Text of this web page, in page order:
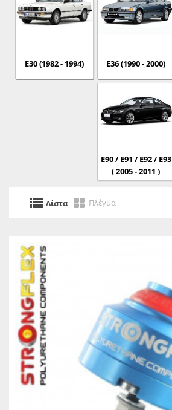
E30 (1982 - 1994) E36 (1990 - 2000)
E90 / E91 / E92 / E93
( 2005 - 2011 )
Λίστα Πλέγμα